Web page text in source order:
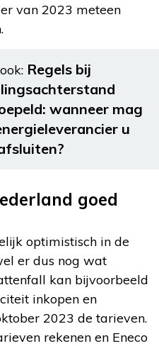
van 2023 meteen
Regels bij
wanneer mag
u
goed
optimistisch in de
er dus nog wat
kan bijvoorbeeld
inkopen en
2023 de tarieven.
rekenen en Eneco